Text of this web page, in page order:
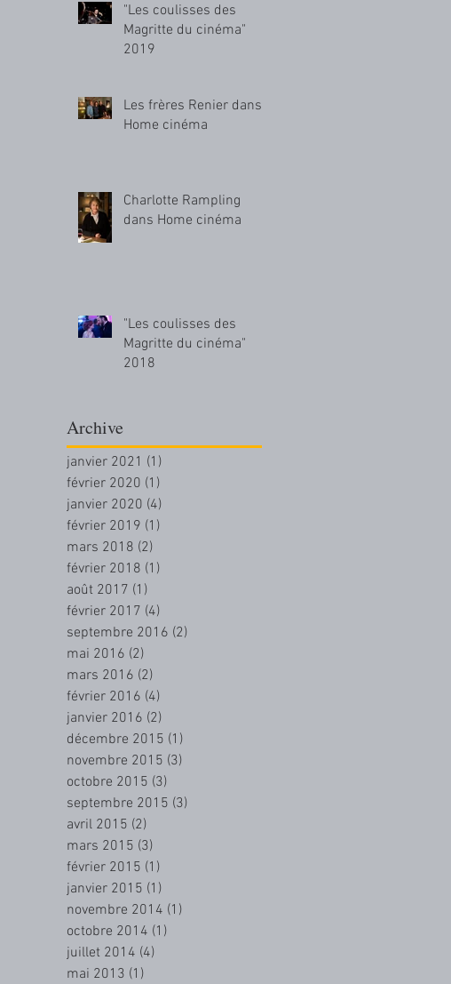
"Les coulisses des
Magritte du cinéma"
2019
Les frères Renier dans
Home cinéma
Charlotte Rampling
dans Home cinéma
"Les coulisses des
Magritte du cinéma"
2018
Archive
janvier 2021 (1)
février 2020 (1)
janvier 2020 (4)
février 2019 (1)
mars 2018 (2)
février 2018 (1)
août 2017 (1)
février 2017 (4)
septembre 2016 (2)
mai 2016 (2)
mars 2016 (2)
février 2016 (4)
janvier 2016 (2)
décembre 2015 (1)
novembre 2015 (3)
octobre 2015 (3)
septembre 2015 (3)
avril 2015 (2)
mars 2015 (3)
février 2015 (1)
janvier 2015 (1)
novembre 2014 (1)
octobre 2014 (1)
juillet 2014 (4)
mai 2013 (1)